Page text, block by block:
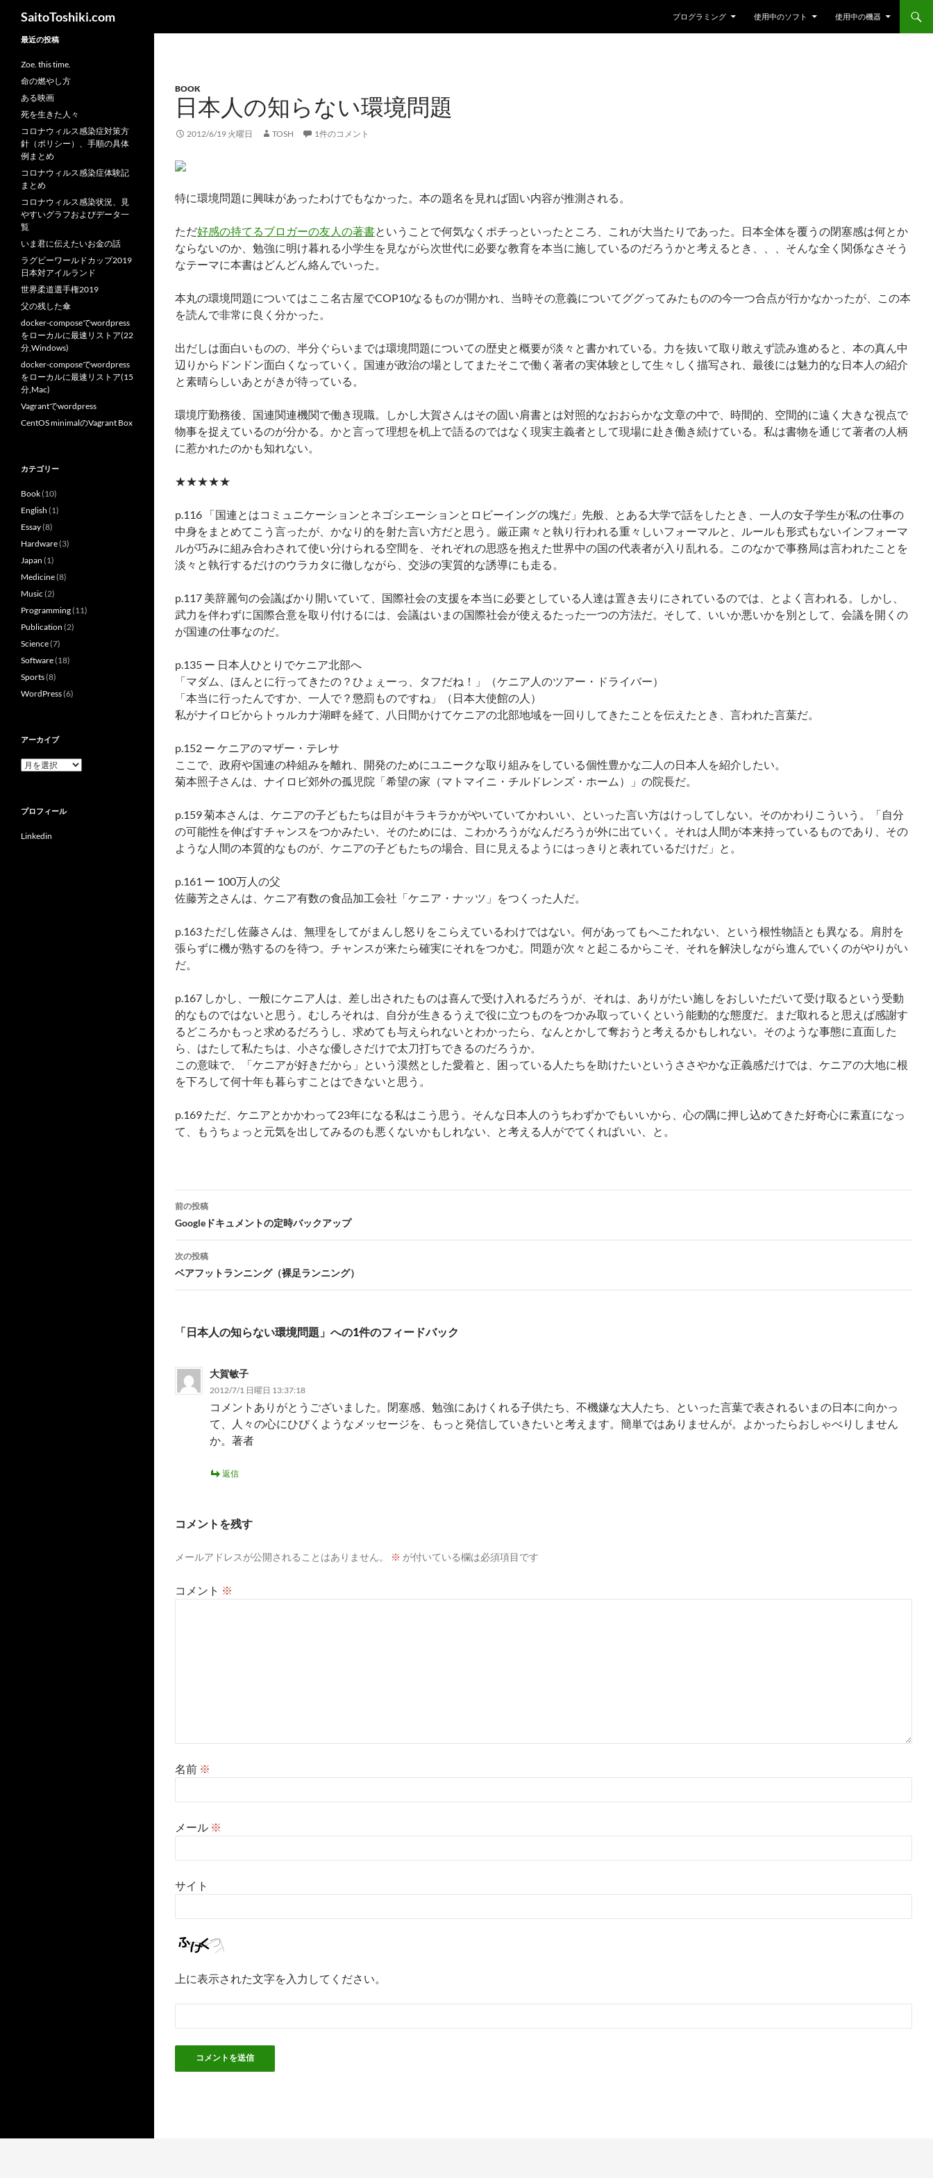
SaitoToshiki.com プログラミング 使用中のソフト 使用中の機器
BOOK
日本人の知らない環境問題
2012/6/19 火曜日 TOSH 1件のコメント
特に環境問題に興味があったわけでもなかった。本の題名を見れば固い内容が推測される。
ただ好感の持てるブロガーの友人の著書ということで何気なくポチっといったところ、これが大当たりであった。日本全体を覆うの閉塞感は何とか
ならないのか、勉強に明け暮れる小学生を見ながら次世代に必要な教育を本当に施しているのだろうかと考えるとき、、、そんな全く関係なさそう
なテーマに本書はどんどん絡んでいった。
本丸の環境問題についてはここ名古屋でCOP10なるものが開かれ、当時その意義についてググってみたものの今一つ合点が行かなかったが、この本
を読んで非常に良く分かった。
出だしは面白いものの、半分ぐらいまでは環境問題についての歴史と概要が淡々と書かれている。力を抜いて取り敢えず読み進めると、本の真ん中
辺りからドンドン面白くなっていく。国連が政治の場としてまたそこで働く著者の実体験として生々しく描写され、最後には魅力的な日本人の紹介
と素晴らしいあとがきが待っている。
環境庁勤務後、国連関連機関で働き現職。しかし大賀さんはその固い肩書とは対照的なおおらかな文章の中で、時間的、空間的に遠く大きな視点で
物事を捉えているのが分かる。かと言って理想を机上で語るのではなく現実主義者として現場に赴き働き続けている。私は書物を通じて著者の人柄
に惹かれたのかも知れない。
★★★★★
p.116 「国連とはコミュニケーションとネゴシエーションとロビーイングの塊だ」先般、とある大学で話をしたとき、一人の女子学生が私の仕事の
中身をまとめてこう言ったが、かなり的を射た言い方だと思う。厳正粛々と執り行われる重々しいフォーマルと、ルールも形式もないインフォーマ
ルが巧みに組み合わされて使い分けられる空間を、それぞれの思惑を抱えた世界中の国の代表者が入り乱れる。このなかで事務局は言われたことを
淡々と執行するだけのウラカタに徹しながら、交渉の実質的な誘導にも走る。
p.117 美辞麗句の会議ばかり開いていて、国際社会の支援を本当に必要としている人達は置き去りにされているのでは、とよく言われる。しかし、
武力を伴わずに国際合意を取り付けるには、会議はいまの国際社会が使えるたった一つの方法だ。そして、いいか悪いかを別として、会議を開くの
が国連の仕事なのだ。
p.135 ー 日本人ひとりでケニア北部へ
「マダム、ほんとに行ってきたの？ひょぇーっ、タフだね！」（ケニア人のツアー・ドライバー）
「本当に行ったんですか、一人で？懲罰ものですね」（日本大使館の人）
私がナイロビからトゥルカナ湖畔を経て、八日間かけてケニアの北部地域を一回りしてきたことを伝えたとき、言われた言葉だ。
p.152 ー ケニアのマザー・テレサ
ここで、政府や国連の枠組みを離れ、開発のためにユニークな取り組みをしている個性豊かな二人の日本人を紹介したい。
菊本照子さんは、ナイロビ郊外の孤児院「希望の家（マトマイニ・チルドレンズ・ホーム）」の院長だ。
p.159 菊本さんは、ケニアの子どもたちは目がキラキラかがやいていてかわいい、といった言い方はけっしてしない。そのかわりこういう。「自分
の可能性を伸ばすチャンスをつかみたい、そのためには、こわかろうがなんだろうが外に出ていく。それは人間が本来持っているものであり、その
ような人間の本質的なものが、ケニアの子どもたちの場合、目に見えるようにはっきりと表れているだけだ」と。
p.161 ー 100万人の父
佐藤芳之さんは、ケニア有数の食品加工会社「ケニア・ナッツ」をつくった人だ。
p.163 ただし佐藤さんは、無理をしてがまんし怒りをこらえているわけではない。何があってもへこたれない、という根性物語とも異なる。肩肘を
張らずに機が熟するのを待つ。チャンスが来たら確実にそれをつかむ。問題が次々と起こるからこそ、それを解決しながら進んでいくのがやりがい
だ。
p.167 しかし、一般にケニア人は、差し出されたものは喜んで受け入れるだろうが、それは、ありがたい施しをおしいただいて受け取るという受動
的なものではないと思う。むしろそれは、自分が生きるうえで役に立つものをつかみ取っていくという能動的な態度だ。まだ取れると思えば感謝す
るどころかもっと求めるだろうし、求めても与えられないとわかったら、なんとかして奪おうと考えるかもしれない。そのような事態に直面した
ら、はたして私たちは、小さな優しさだけで太刀打ちできるのだろうか。
この意味で、「ケニアが好きだから」という漠然とした愛着と、困っている人たちを助けたいというささやかな正義感だけでは、ケニアの大地に根
を下ろして何十年も暮らすことはできないと思う。
p.169 ただ、ケニアとかかわって23年になる私はこう思う。そんな日本人のうちわずかでもいいから、心の隅に押し込めてきた好奇心に素直になっ
て、もうちょっと元気を出してみるのも悪くないかもしれない、と考える人がでてくればいい、と。
投
稿
ナ
ビ
ゲ
ー
ョ
ン
前の投稿
Googleドキュメントの定時バックアップ
次の投稿
ベアフットランニング（裸足ランニング）
「日本人の知らない環境問題」への1件のフィードバック
大賀敏子
2012/7/1 日曜日 13:37:18
コメントありがとうございました。閉塞感、勉強にあけくれる子供たち、不機嫌な大人たち、といった言葉で表されるいまの日本に向かっ
て、人々の心にひびくようなメッセージを、もっと発信していきたいと考えます。簡単ではありませんが。よかったらおしゃべりしません
か。著者
返信
コメントを残す
メールアドレスが公開されることはありません。 ※ が付いている欄は必須項目です
コメント ※
名前 ※
メール ※
サイト
上に表示された文字を入力してください。
最近の投稿
Zoe. this time.
命の燃やし方
ある映画
死を生きた人々
コロナウィルス感染症対策方
針（ポリシー）、手順の具体
例まとめ
コロナウィルス感染症体験記
まとめ
コロナウィルス感染状況、見
やすいグラフおよびデータ一
覧
いま君に伝えたいお金の話
ラグビーワールドカップ2019
日本対アイルランド
世界柔道選手権2019
父の残した傘
docker-composeでwordpress
をローカルに最速リストア(22
分,Windows)
docker-composeでwordpress
をローカルに最速リストア(15
分,Mac)
Vagrantでwordpress
CentOS minimalのVagrant Box
カテゴリー
Book(10)
English (1)
Essay(8)
Hardware(3)
Japan (1)
Medicine(8)
Music (2)
Programming(11)
Publication (2)
Science(7)
Software(18)
Sports(8)
WordPress(6)
アーカイブ
ア
ブ
プロフィール
Linkedin